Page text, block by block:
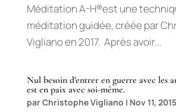
Méditation A-H®est une
méditation guidée, créée par
Vigliano en 2017. Après avoir...
Nul besoin d’entrer en guerre avec les
est en paix avec soi-même.
parChristophe Vigliano | Nov 11, 2015